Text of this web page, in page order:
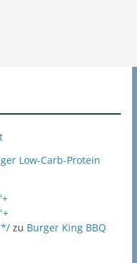
Low-Carb-Protein
zu Burger King BBQ